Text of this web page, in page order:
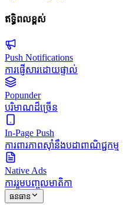
ឥទ្ធិពលខ្ពស់
Push Notifications
ការផ្ញើសារដោយផ្ទាល់
Popunder
បរិមាណដ៏ច្រើន
In-Page Push
ការពារភាពស៊ាំនឹងបដាពាណិជ្ជកម្ម
Native Ads
ការរួមបញ្ចូលមាតិកា
ធនធាន